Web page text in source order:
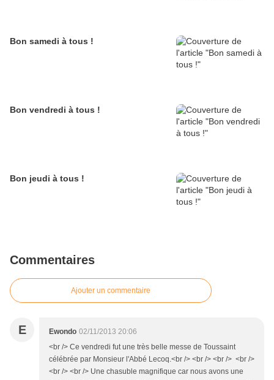
Bon samedi à tous !
Bon vendredi à tous !
Bon jeudi à tous !
Commentaires
Ajouter un commentaire
E Ewondo 02/11/2013 20:06
<br /> Ce vendredi fut une très belle messe de Toussaint
célébrée par Monsieur l'Abbé Lecoq.<br /> <br /> <br /> <br />
<br /> <br /> Une chasuble magnifique car nous avons une